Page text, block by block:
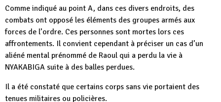
Comme indiqué au point A, dans ces divers endroits, des
combats ont opposé les éléments des groupes armés aux
forces de l’ordre. Ces personnes sont mortes lors ces
affrontements. Il convient cependant à préciser un cas d’un
aliéné mental prénommé de Raoul qui a perdu la vie à
NYAKABIGA suite à des balles perdues.
Il a été constaté que certains corps sans vie portaient des
tenues militaires ou policières.